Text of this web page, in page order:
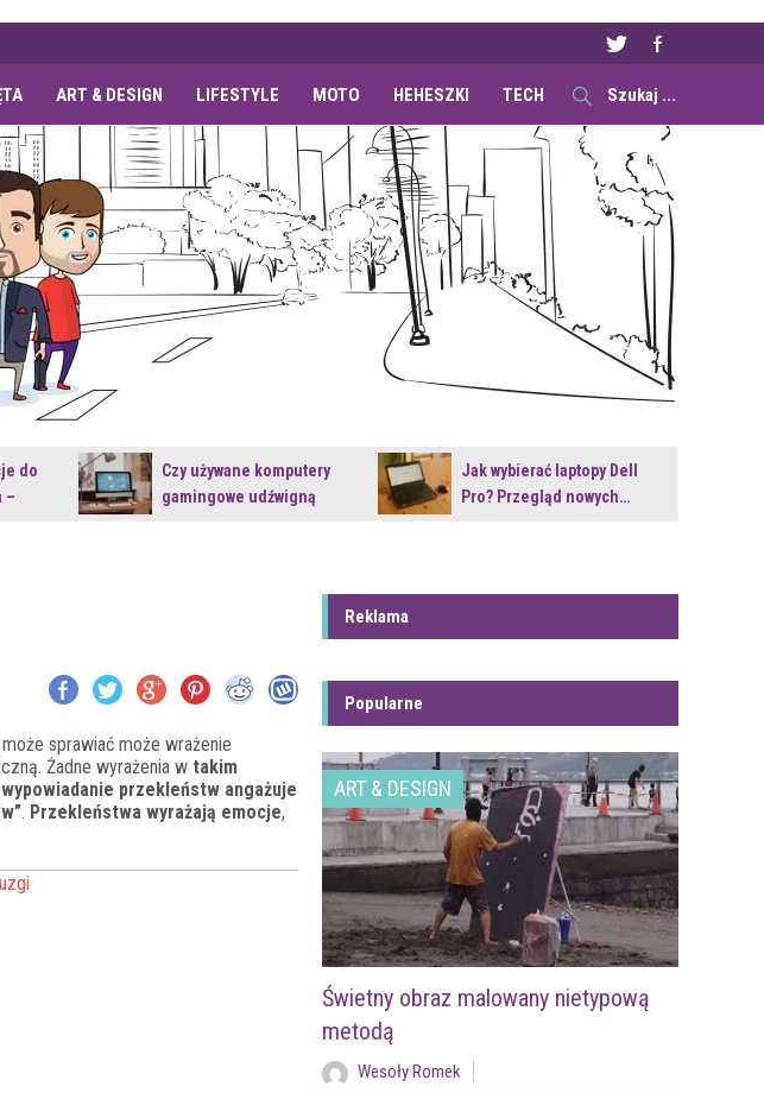
ART & DESIGN LIFESTYLE MOTO HEHESZKI TECH
do
–
Czy używane komputery
gamingowe udźwigną
Jak wybierać laptopy Dell
Pro? Przegląd nowych…
sprawiać może wrażenie
Żadne wyrażenia w takim
przekleństw angażuje
. Przekleństwa wyrażają emocje,
Reklama
Popularne
ART & DESIGN
Świetny obraz malowany nietypową
metodą
Wesoły Romek